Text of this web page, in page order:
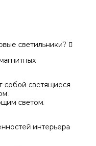
светильники?
светящиеся
светом.
интерьера